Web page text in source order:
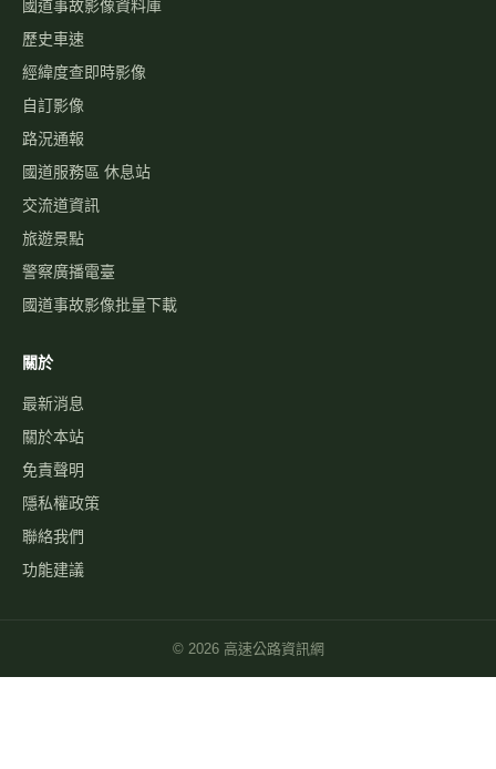
國道事故影像資料庫
歷史車速
經緯度查即時影像
自訂影像
路況通報
國道服務區 休息站
交流道資訊
旅遊景點
警察廣播電臺
國道事故影像批量下載
關於
最新消息
關於本站
免責聲明
隱私權政策
聯絡我們
功能建議
© 2026高速公路資訊網